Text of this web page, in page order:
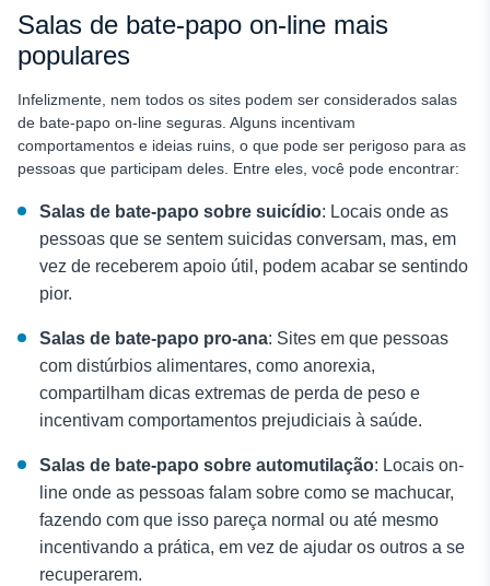
Salas de bate-papo on-line mais
populares
Infelizmente, nem todos os sites podem ser considerados salas
de bate-papo on-line seguras. Alguns incentivam
comportamentos e ideias ruins, o que pode ser perigoso para as
pessoas que participam deles. Entre eles, você pode encontrar:
Salas de bate-papo sobre suicídio: Locais onde as
pessoas que se sentem suicidas conversam, mas, em
vez de receberem apoio útil, podem acabar se sentindo
pior.
Salas de bate-papo pro-ana: Sites em que pessoas
com distúrbios alimentares, como anorexia,
compartilham dicas extremas de perda de peso e
incentivam comportamentos prejudiciais à saúde.
Salas de bate-papo sobre automutilação: Locais on-
line onde as pessoas falam sobre como se machucar,
fazendo com que isso pareça normal ou até mesmo
incentivando a prática, em vez de ajudar os outros a se
recuperarem.